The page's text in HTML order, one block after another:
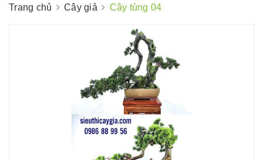
Trang chủ Cây giả Cây tùng 04